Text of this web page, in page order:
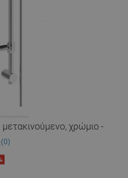
χρώμιο -
(0)